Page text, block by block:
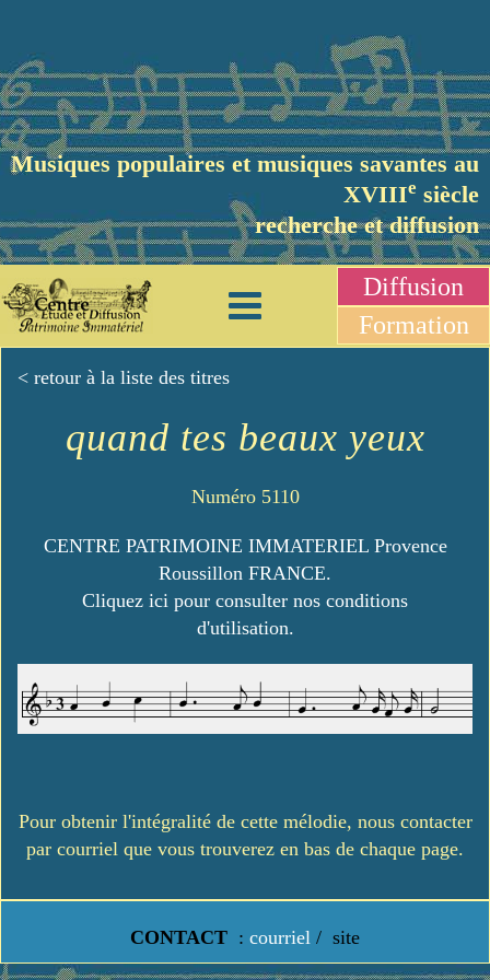
Musiques populaires et musiques savantes au
XVIIIe siècle
recherche et diffusion
Diffusion
Formation
< retour à la liste des titres
quand tes beaux yeux
Numéro 5110
CENTRE PATRIMOINE IMMATERIEL Provence
Roussillon FRANCE.
Cliquez ici pour consulter nos conditions
d'utilisation.
Pour obtenir l'intégralité de cette mélodie, nous contacter
par courriel que vous trouverez en bas de chaque page.
CONTACT : courriel / site
https://www.lavielledanstoussesetats.fr